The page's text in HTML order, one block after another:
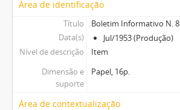
Área de identificação
Título
Boletim Informativo N. 8
Data(s)
Jul/1953 (Produção)
Nível de descrição
Item
Dimensão e
suporte
Papel, 16p.
Área de contextualização